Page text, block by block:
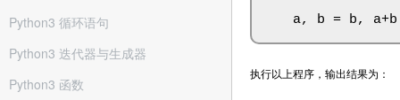
Python3 循环语句
Python3 迭代器与生成器
Python3 函数
a, b = b, a+b
执行以上程序，输出结果为：